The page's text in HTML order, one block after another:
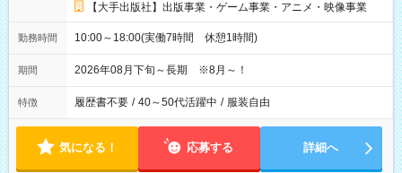
【大手出版社】出版事業・ゲーム事業・アニメ・映像事業
勤務時間 10:00～18:00(実働7時間 休憩1時間)
期間 2026年08月下旬～長期 ※8月～！
特徴 履歴書不要 / 40～50代活躍中 / 服装自由
気になる！ 応募する 詳細へ